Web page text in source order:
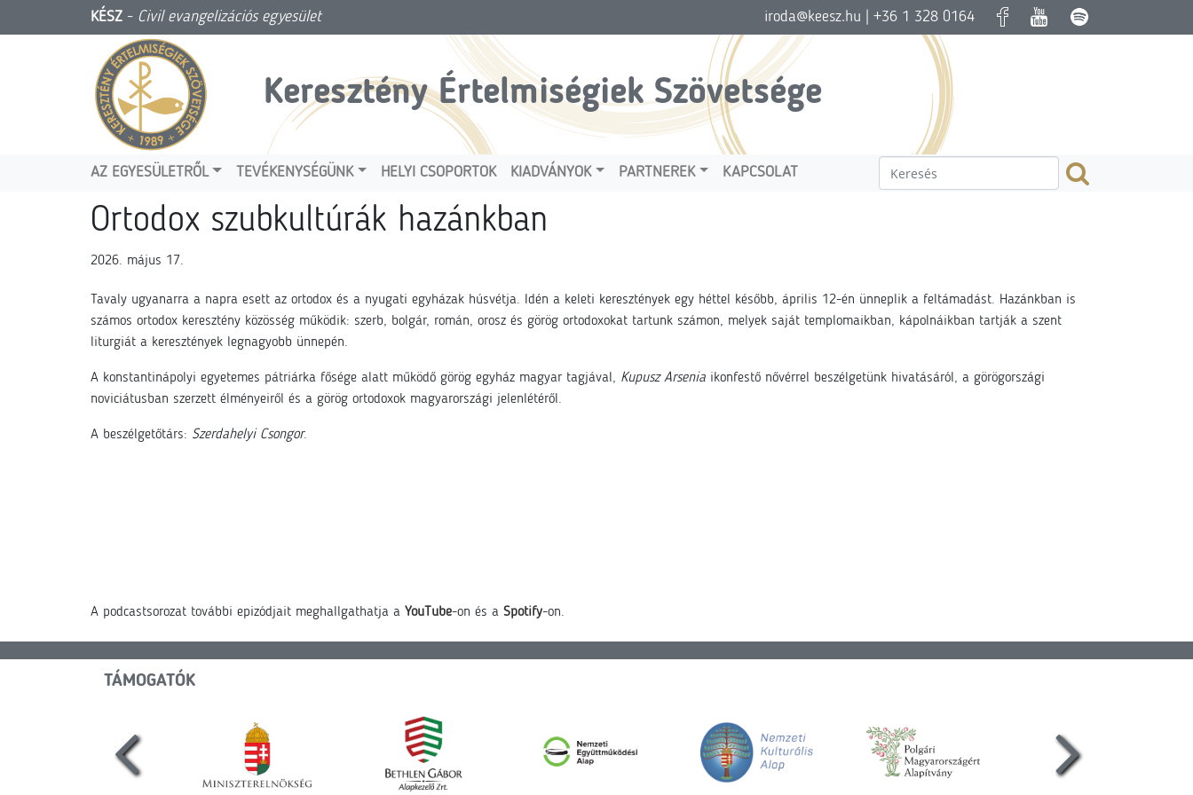
KÉSZ - Civil evangelizációs egyesület iroda@keesz.hu | +36 1 328 0164
Keresztény Értelmiségiek Szövetsége
AZ EGYESÜLETRŐL TEVÉKENYSÉGÜNK HELYI CSOPORTOK KIADVÁNYOK PARTNEREK KAPCSOLAT
Ortodox szubkultúrák hazánkban
2026. május 17.
Tavaly ugyanarra a napra esett az ortodox és a nyugati egyházak húsvétja. Idén a keleti keresztények egy héttel később, április 12-én ünneplik a feltámadást. Hazánkban is
számos ortodox keresztény közösség működik: szerb, bolgár, román, orosz és görög ortodoxokat tartunk számon, melyek saját templomaikban, kápolnáikban tartják a szent
liturgiát a keresztények legnagyobb ünnepén.
A konstantinápolyi egyetemes pátriárka fősége alatt működő görög egyház magyar tagjával, Kupusz Arsenia ikonfestő nővérrel beszélgetünk hivatásáról, a görögországi
noviciátusban szerzett élményeiről és a görög ortodoxok magyarországi jelenlétéről.
A beszélgetőtárs: Szerdahelyi Csongor.
A podcastsorozat további epizódjait meghallgathatja a YouTube-on és a Spotify-on.
TÁMOGATÓK